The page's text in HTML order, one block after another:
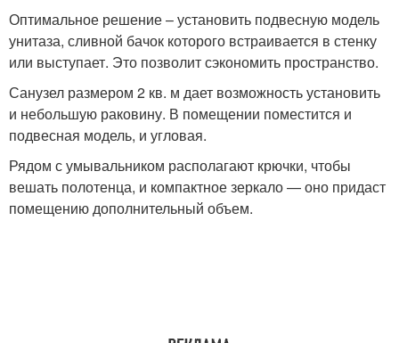
Оптимальное решение – установить подвесную модель
унитаза, сливной бачок которого встраивается в стенку
или выступает. Это позволит сэкономить пространство.
Санузел размером 2 кв. м дает возможность установить
и небольшую раковину. В помещении поместится и
подвесная модель, и угловая.
Рядом с умывальником располагают крючки, чтобы
вешать полотенца, и компактное зеркало — оно придаст
помещению дополнительный объем.